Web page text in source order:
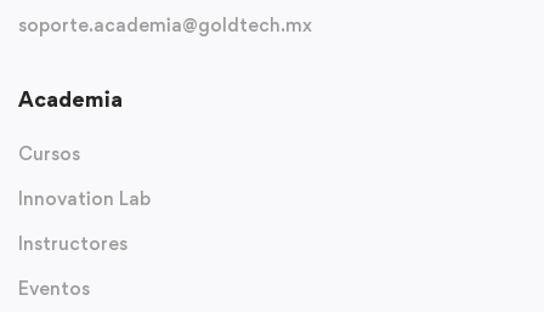
soporte.academia@goldtech.mx
Academia
Cursos
Innovation Lab
Instructores
Eventos